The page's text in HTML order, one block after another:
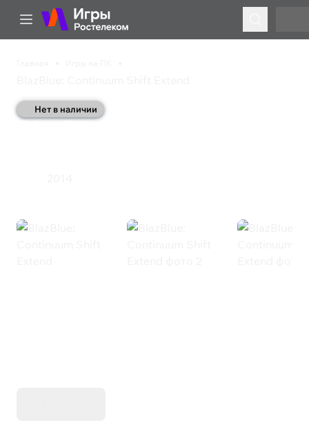
Нет в наличии
BlazBlue: Continuum